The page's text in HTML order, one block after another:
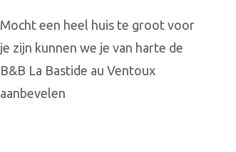
Mocht een heel huis te groot voor
je zijn kunnen we je van harte de
B&B La Bastide au Ventoux
aanbevelen